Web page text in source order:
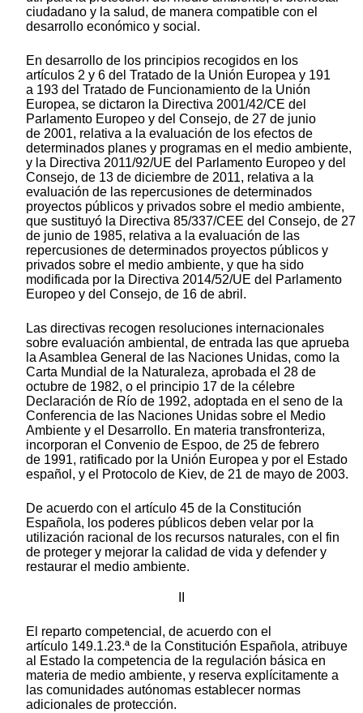
ciudadano y la salud, de manera compatible con el
desarrollo económico y social.
En desarrollo de los principios recogidos en los
artículos 2 y 6 del Tratado de la Unión Europea y 191
a 193 del Tratado de Funcionamiento de la Unión
Europea, se dictaron la Directiva 2001/42/CE del
Parlamento Europeo y del Consejo, de 27 de junio
de 2001, relativa a la evaluación de los efectos de
determinados planes y programas en el medio ambiente,
y la Directiva 2011/92/UE del Parlamento Europeo y del
Consejo, de 13 de diciembre de 2011, relativa a la
evaluación de las repercusiones de determinados
proyectos públicos y privados sobre el medio ambiente,
que sustituyó la Directiva 85/337/CEE del Consejo, de 27
de junio de 1985, relativa a la evaluación de las
repercusiones de determinados proyectos públicos y
privados sobre el medio ambiente, y que ha sido
modificada por la Directiva 2014/52/UE del Parlamento
Europeo y del Consejo, de 16 de abril.
Las directivas recogen resoluciones internacionales
sobre evaluación ambiental, de entrada las que aprueba
la Asamblea General de las Naciones Unidas, como la
Carta Mundial de la Naturaleza, aprobada el 28 de
octubre de 1982, o el principio 17 de la célebre
Declaración de Río de 1992, adoptada en el seno de la
Conferencia de las Naciones Unidas sobre el Medio
Ambiente y el Desarrollo. En materia transfronteriza,
incorporan el Convenio de Espoo, de 25 de febrero
de 1991, ratificado por la Unión Europea y por el Estado
español, y el Protocolo de Kiev, de 21 de mayo de 2003.
De acuerdo con el artículo 45 de la Constitución
Española, los poderes públicos deben velar por la
utilización racional de los recursos naturales, con el fin
de proteger y mejorar la calidad de vida y defender y
restaurar el medio ambiente.
El reparto competencial, de acuerdo con el
artículo 149.1.23.ª de la Constitución Española, atribuye
al Estado la competencia de la regulación básica en
materia de medio ambiente, y reserva explícitamente a
las comunidades autónomas establecer normas
adicionales de protección.